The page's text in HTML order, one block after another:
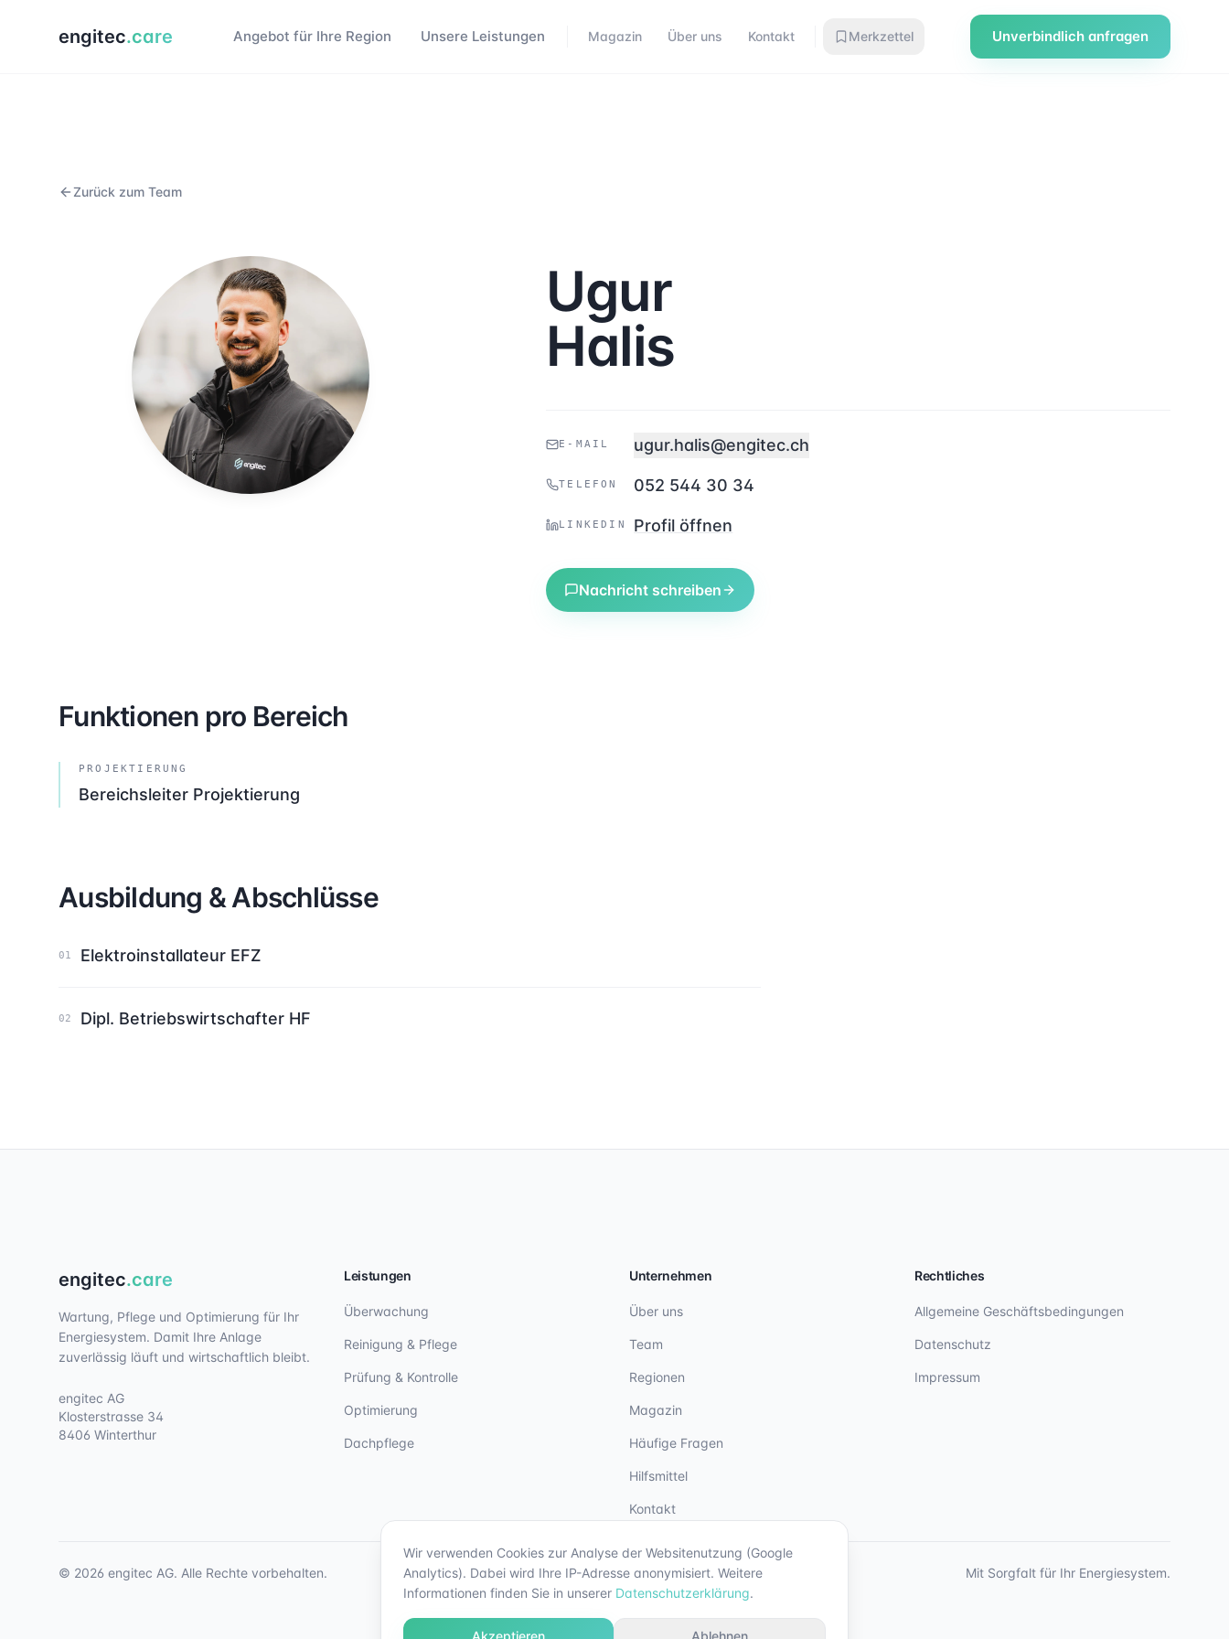
Wir verwenden Cookies zur Analyse der Websitenutzung (Google
Analytics). Dabei wird Ihre IP-Adresse anonymisiert. Weitere
Informationen finden Sie in unserer Datenschutzerklärung.
Akzeptieren Ablehnen
engitec.care Angebot für Ihre Region Unsere Leistungen Magazin Über uns Kontakt Merkzettel Unverbindlich anfragen
Zurück zum Team
Ugur
Halis
E-MAIL ugur.halis@engitec.ch
TELEFON 052 544 30 34
LINKEDIN Profil öffnen
Nachricht schreiben
Funktionen pro Bereich
PROJEKTIERUNG
Bereichsleiter Projektierung
Ausbildung & Abschlüsse
01 Elektroinstallateur EFZ
02 Dipl. Betriebswirtschafter HF
engitec.care
Wartung, Pflege und Optimierung für Ihr
Energiesystem. Damit Ihre Anlage
zuverlässig läuft und wirtschaftlich bleibt.
engitec AG
Klosterstrasse 34
8406 Winterthur
Leistungen
Überwachung
Reinigung & Pflege
Prüfung & Kontrolle
Optimierung
Dachpflege
Unternehmen
Über uns
Team
Regionen
Magazin
Häufige Fragen
Hilfsmittel
Kontakt
Rechtliches
Allgemeine Geschäftsbedingungen
Datenschutz
Impressum
© 2026 engitec AG. Alle Rechte vorbehalten. Mit Sorgfalt für Ihr Energiesystem.